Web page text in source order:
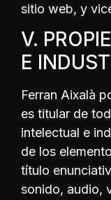
sitio web, y
V.
E
Ferran Aixalà
es titular de
intelectual e
de los
título
sonido, audio,